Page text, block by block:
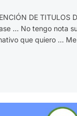
2025-2026.
DE TITULOS
… No tengo nota
que quiero …